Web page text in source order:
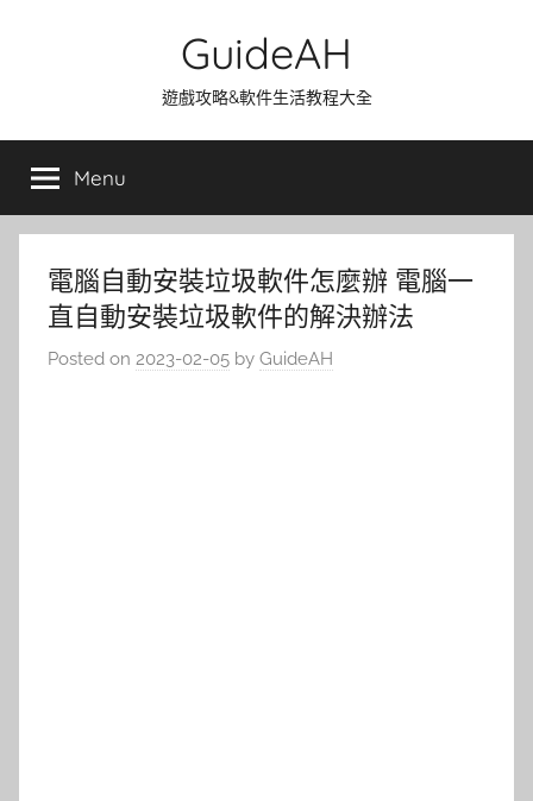
GuideAH
遊戲攻略&軟件生活教程大全
Menu
電腦自動安裝垃圾軟件怎麼辦 電腦一
直自動安裝垃圾軟件的解決辦法
Posted on 2023-02-05 by GuideAH